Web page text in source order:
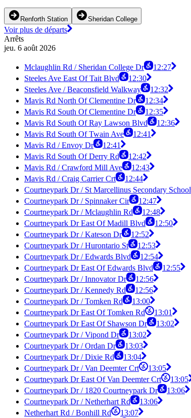
Renforth Station Sheridan College
Voir plus de départs
Arrêts
jeu. 6 août 2026
Mclaughlin Rd / Sheridan College Dr
12:27
Steeles Ave East Of Tait Blvd
12:30
Steeles Ave / Beaconsfield Walkway
12:32
Mavis Rd North Of Clementine Dr
12:34
Mavis Rd South Of Clementine Dr
12:35
Mavis Rd South Of Ray Lawson Blvd
12:36
Mavis Rd South Of Twain Ave
12:41
Mavis Rd / Envoy Dr
12:41
Mavis Rd South Of Derry Rd
12:42
Mavis Rd / Crawford Mill Ave
12:43
Mavis Rd / Craig Carrier Crt
12:44
Courtneypark Dr / St Marcellinus Secondary School
Courtneypark Dr / Spinnaker Cir
12:47
Courtneypark Dr / Mclaughlin Rd
12:48
Courtneypark Dr East Of Madill Blvd
12:50
Courtneypark Dr / Kateson Dr
12:52
Courtneypark Dr / Hurontario St
12:53
Courtneypark Dr / Edwards Blvd
12:54
Courtneypark Dr East Of Edwards Blvd
12:55
Courtneypark Dr / Innovator Dr
12:56
Courtneypark Dr / Kennedy Rd
12:56
Courtneypark Dr / Tomken Rd
13:00
Courtneypark Dr East Of Tomken Rd
13:01
Courtneypark Dr East Of Shawson Dr
13:02
Courtneypark Dr / Vipond Dr
13:02
Courtneypark Dr / Ordan Dr
13:03
Courtneypark Dr / Dixie Rd
13:04
Courtneypark Dr / Van Deemter Crt
13:05
Courtneypark Dr East Of Van Deemter Crt
13:05
Courtneypark Dr / 1820 Courtneypark Dr
13:06
Courtneypark Dr / Netherhart Rd
13:06
Netherhart Rd / Bonhill Rd
13:07